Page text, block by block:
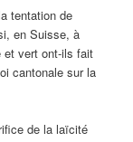
tentation de
en Suisse, à
et vert ont-ils fait
cantonale sur la
de la laïcité